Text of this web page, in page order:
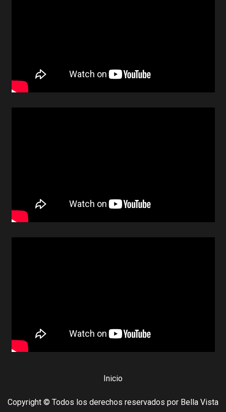
Inicio
Copyright © Todos los derechos reservados por Bella Vista